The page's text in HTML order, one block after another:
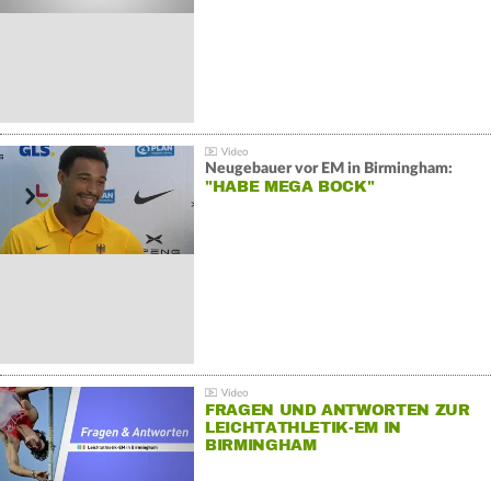
Neugebauer vor EM in Birmingham:
"HABE MEGA BOCK"
FRAGEN UND ANTWORTEN ZUR
LEICHTATHLETIK-EM IN
BIRMINGHAM